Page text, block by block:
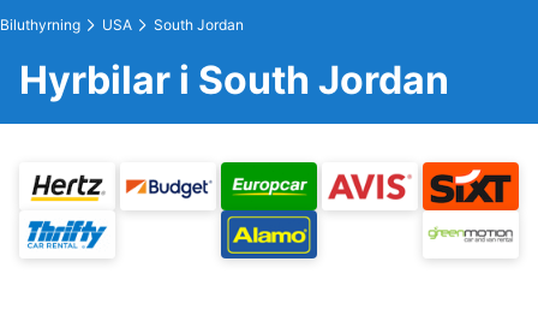
Biluthyrning USA South Jordan
Hyrbilar i South Jordan